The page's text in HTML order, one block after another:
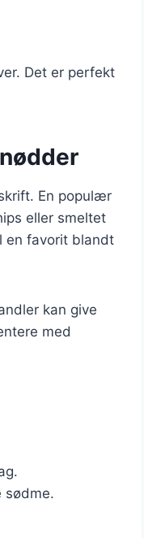
Det er perfekt
En populær
eller smeltet
en favorit blandt
kan give
med
sødme.